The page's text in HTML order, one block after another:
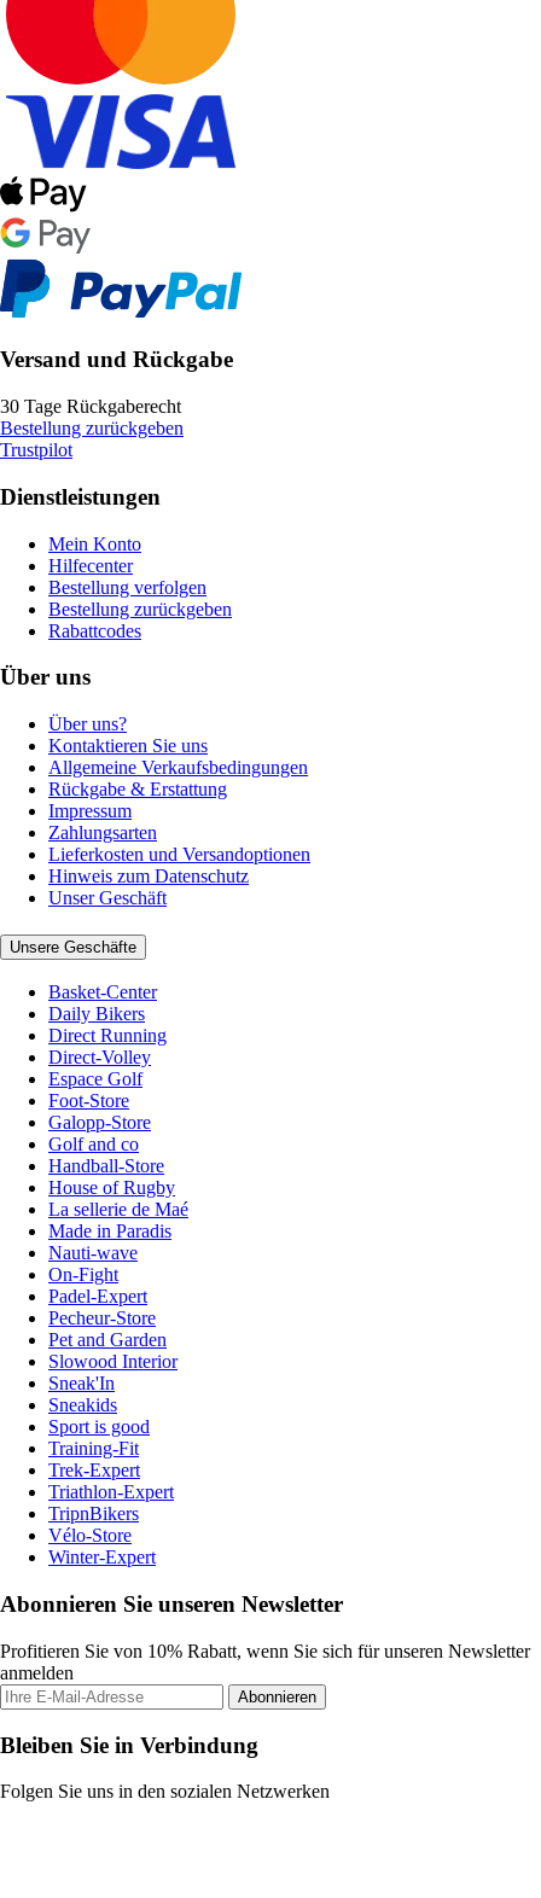
Versand und Rückgabe
30 Tage Rückgaberecht
Bestellung zurückgeben
Trustpilot
Dienstleistungen
Mein Konto
Hilfecenter
Bestellung verfolgen
Bestellung zurückgeben
Rabattcodes
Über uns
Über uns?
Kontaktieren Sie uns
Allgemeine Verkaufsbedingungen
Rückgabe & Erstattung
Impressum
Zahlungsarten
Lieferkosten und Versandoptionen
Hinweis zum Datenschutz
Unser Geschäft
Unsere Geschäfte
Basket-Center
Daily Bikers
Direct Running
Direct-Volley
Espace Golf
Foot-Store
Galopp-Store
Golf and co
Handball-Store
House of Rugby
La sellerie de Maé
Made in Paradis
Nauti-wave
On-Fight
Padel-Expert
Pecheur-Store
Pet and Garden
Slowood Interior
Sneak'In
Sneakids
Sport is good
Training-Fit
Trek-Expert
Triathlon-Expert
TripnBikers
Vélo-Store
Winter-Expert
Abonnieren Sie unseren Newsletter
Profitieren Sie von 10% Rabatt, wenn Sie sich für unseren Newsletter
anmelden
Abonnieren
Bleiben Sie in Verbindung
Folgen Sie uns in den sozialen Netzwerken